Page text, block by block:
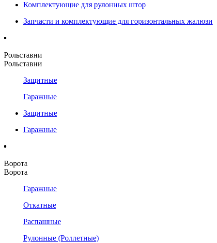
Комплектующие для рулонных штор
Запчасти и комплектующие для горизонтальных жалюзи
Рольставни
Рольставни
Защитные
Гаражные
Защитные
Гаражные
Ворота
Ворота
Гаражные
Откатные
Распашные
Рулонные (Роллетные)